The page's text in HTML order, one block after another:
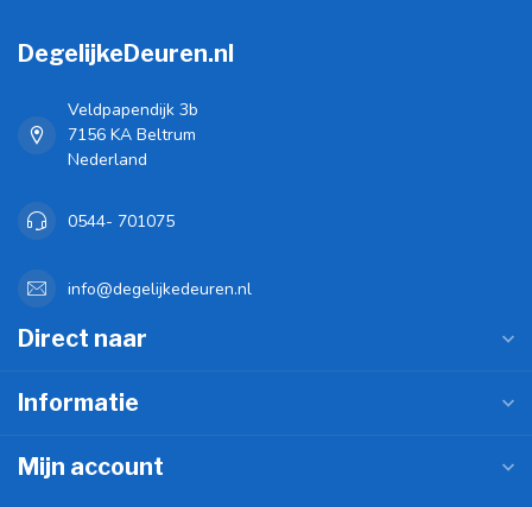
DegelijkeDeuren.nl
Veldpapendijk 3b
7156 KA Beltrum
Nederland
0544- 701075
info@degelijkedeuren.nl
Direct naar
Informatie
Mijn account